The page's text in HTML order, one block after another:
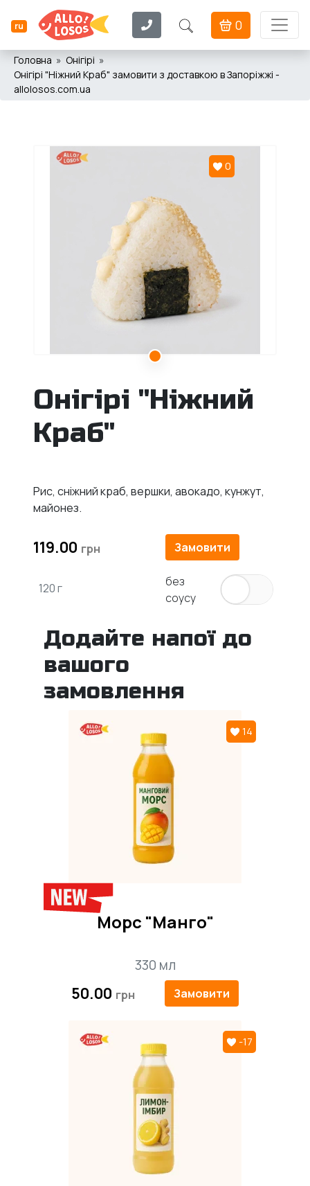
ru 0
Головна
Онігірі
Онігірі "Ніжний Краб" замовити з доставкою в Запоріжжі -
allolosos.com.ua
0
Онігірі "Ніжний
Краб"
Рис, сніжний краб, вершки, авокадо, кунжут,
майонез.
119.00 Замовити
120 г
без
соусу
Додайте напої до
вашого
замовлення
14
Морс "Манго"
330 мл
50.00 Замовити
-17